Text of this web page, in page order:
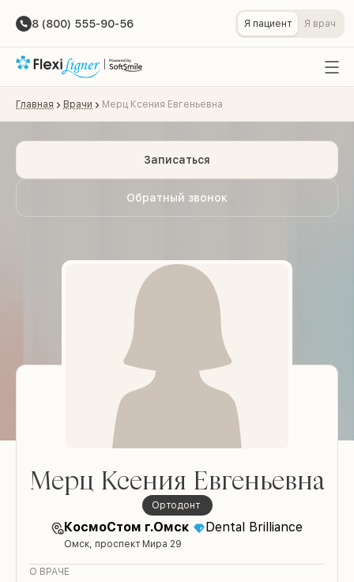
8 (800) 555-90-56 Я пациент Я врач
Главная Врачи Мерц Ксения Евгеньевна
Обратный звонок
Записаться
Мерц Ксения Евгеньевна
ортодонт
КосмоСтом г.Омск Dental Brilliance
Омск, проспект Мира 29
О ВРАЧЕ